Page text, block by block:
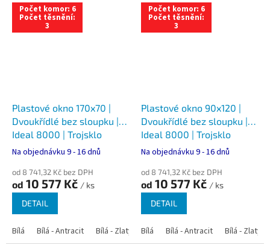
Počet komor: 6
Počet těsnění:
3
Plastové okno 170x70 |
Dvoukřídlé bez sloupku |
Ideal 8000 | Trojsklo
Na objednávku 9 - 16 dnů
od 8 741,32 Kč bez DPH
od 10 577 Kč / ks
DETAIL
Bílá Bílá - Antracit Bílá - Zlatý dub Bílá - Tmavý dub Bílá -
Počet komor: 6
Počet těsnění:
3
Plastové okno 90x120 |
Dvoukřídlé bez sloupku |
Ideal 8000 | Trojsklo
Na objednávku 9 - 16 dnů
od 8 741,32 Kč bez DPH
od 10 577 Kč / ks
DETAIL
Bílá Bílá - Antracit Bílá - Zlatý